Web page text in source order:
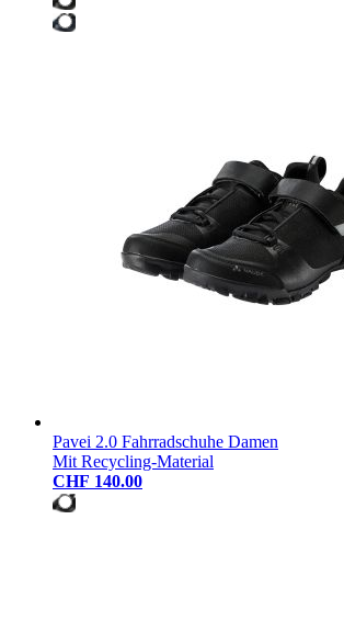
Pavei 2.0 Fahrradschuhe Damen
Mit Recycling-Material
CHF 140.00